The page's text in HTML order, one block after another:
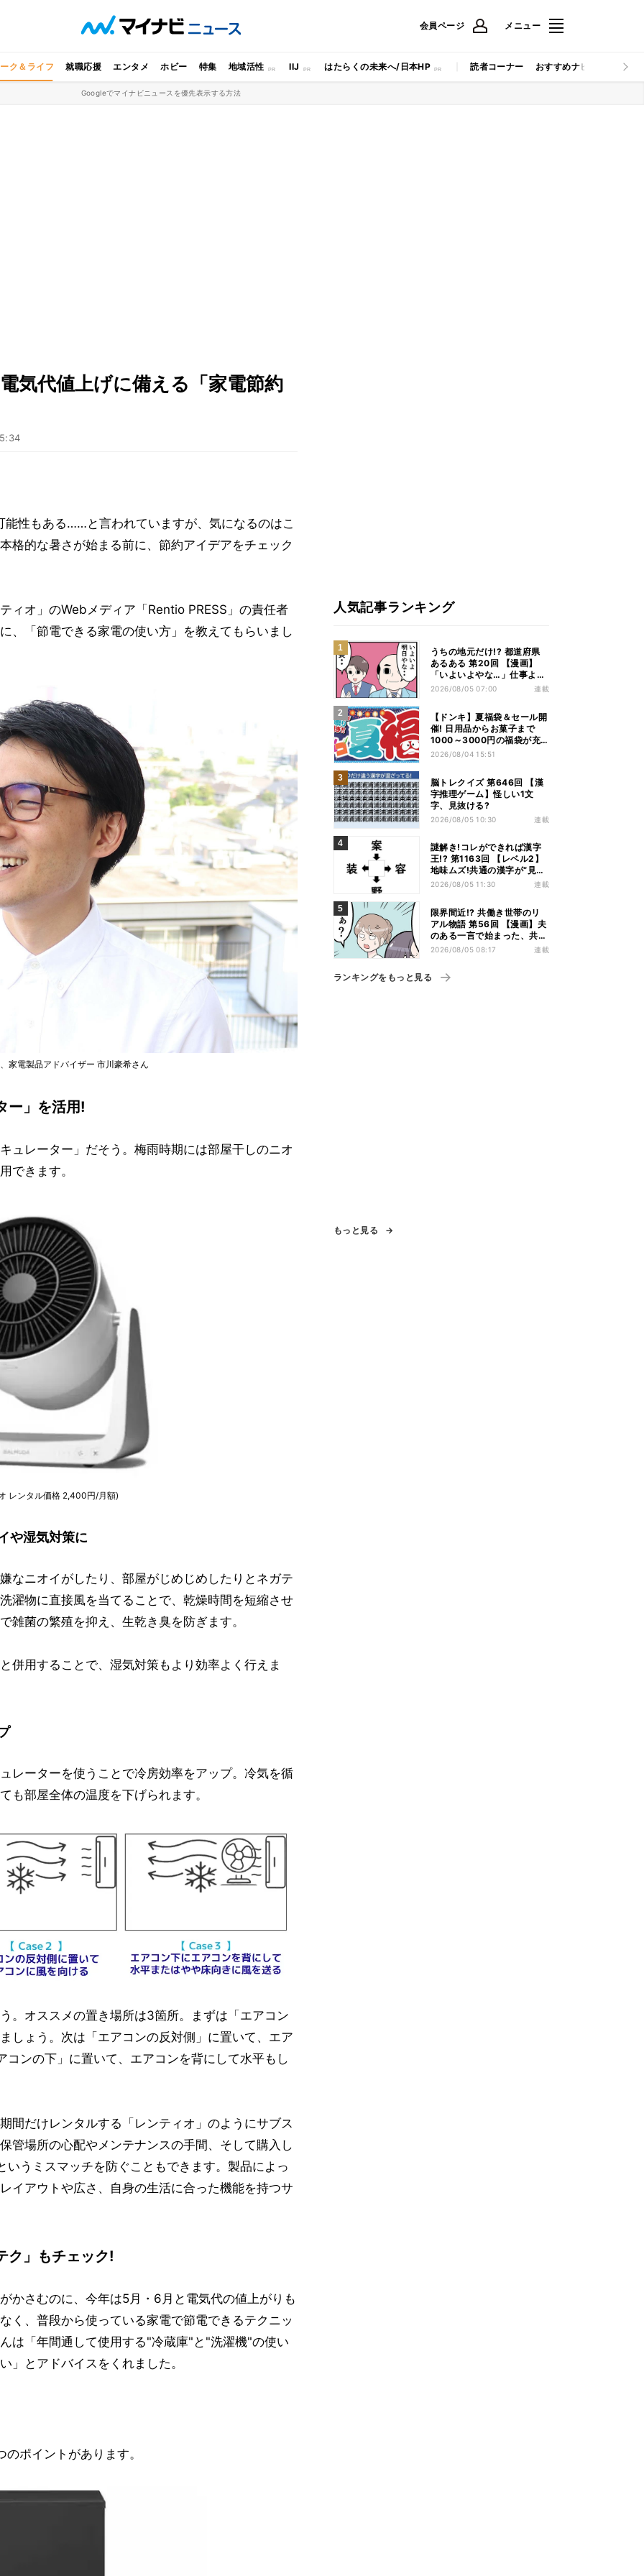
会員ページ メニュー
ク＆ライフ 就職応援 エンタメ ホビー 特集 地域活性 IIJ はたらくの未来へ/日本HP 読者コーナー おすすめナビ マイナビ
Googleでマイナビニュースを優先表示する方法
気代値上げに備える「家電節約
性もある……と言われていますが、気になるのはこ
格的な暑さが始まる前に、節約アイデアをチェック
ィオ」のWebメディア「Rentio PRESS」の責任者
、「節電できる家電の使い方」を教えてもらいまし
家電製品アドバイザー 市川豪希さん
ー」を活用!
ュレーター」だそう。梅雨時期には部屋干しのニオ
できます。
レンタル価格 2,400円/月額)
や湿気対策に
なニオイがしたり、部屋がじめじめしたりとネガテ
濯物に直接風を当てることで、乾燥時間を短縮させ
雑菌の繁殖を抑え、生乾き臭を防ぎます。
併用することで、湿気対策もより効率よく行えま
レーターを使うことで冷房効率をアップ。冷気を循
も部屋全体の温度を下げられます。
。オススメの置き場所は3箇所。まずは「エアコン
しょう。次は「エアコンの反対側」に置いて、エア
ンの下」に置いて、エアコンを背にして水平もし
間だけレンタルする「レンティオ」のようにサブス
管場所の心配やメンテナンスの手間、そして購入し
うミスマッチを防ぐこともできます。製品によっ
イアウトや広さ、自身の生活に合った機能を持つサ
ク」もチェック!
かさむのに、今年は5月・6月と電気代の値上がりも
く、普段から使っている家電で節電できるテクニッ
は「年間通して使用する"冷蔵庫"と"洗濯機"の使い
」とアドバイスをくれました。
ポイントがあります。
人気記事ランキング
うちの地元だけ!? 都道府県
あるある 第20回 【漫画】
「いよいよやな…」仕事より
優先は当然!? 兵庫県民の“祭
2026/08/05 07:00 連載
【ドンキ】夏福袋＆セール開
催! 日用品からお菓子まで
1000～3000円の福袋が充
実、家電やアパレルなど人気
2026/08/04 15:51
脳トレクイズ 第646回 【漢
字推理ゲーム】怪しい1文
字、見抜ける?
2026/08/05 10:30 連載
謎解き!コレができれば漢字
王!? 第1163回 【レベル2】
地味ムズ!共通の漢字が“見え
てこない”…
2026/08/05 11:30 連載
限界間近!? 共働き世帯のリ
アル物語 第56回 【漫画】夫
のある一言で始まった、共働
き夫婦の言い合い。妻も思わ
2026/08/05 08:17 連載
ランキングをもっと見る
もっと見る